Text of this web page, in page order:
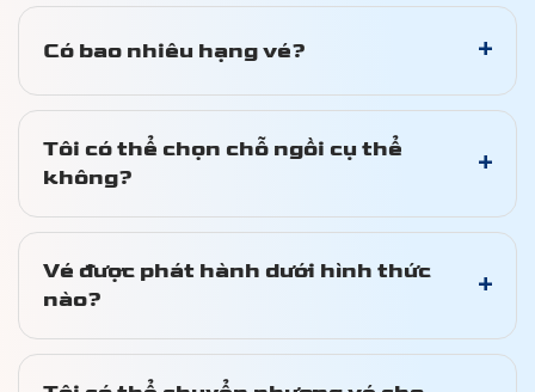
Có bao nhiêu hạng vé? +
Tôi có thể chọn chỗ ngồi cụ thể
không?
+
Vé được phát hành dưới hình thức
nào?
+